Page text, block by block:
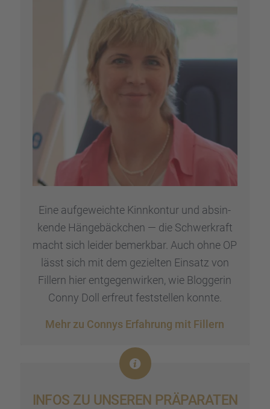
Eine aufge­weichte Kinnkon­tur und absin­
kende Hänge­bäck­chen — die Schwer­kraft
macht sich leider bemerk­bar. Auch ohne OP
lässt sich mit dem geziel­ten Einsatz von
Fillern hier entge­gen­wir­ken, wie Blogge­rin
Conny Doll erfreut feststel­len konnte.
Mehr zu Connys Erfah­rung mit Fillern
INFOS ZU UNSEREN PRÄPA­RA­TEN